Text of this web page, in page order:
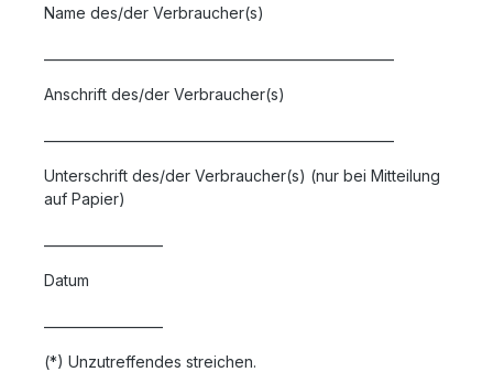
Name des/der Verbraucher(s)
Anschrift des/der Verbraucher(s)
Unterschrift des/der Verbraucher(s) (nur bei Mitteilung
auf Papier)
Datum
(*) Unzutreffendes streichen.